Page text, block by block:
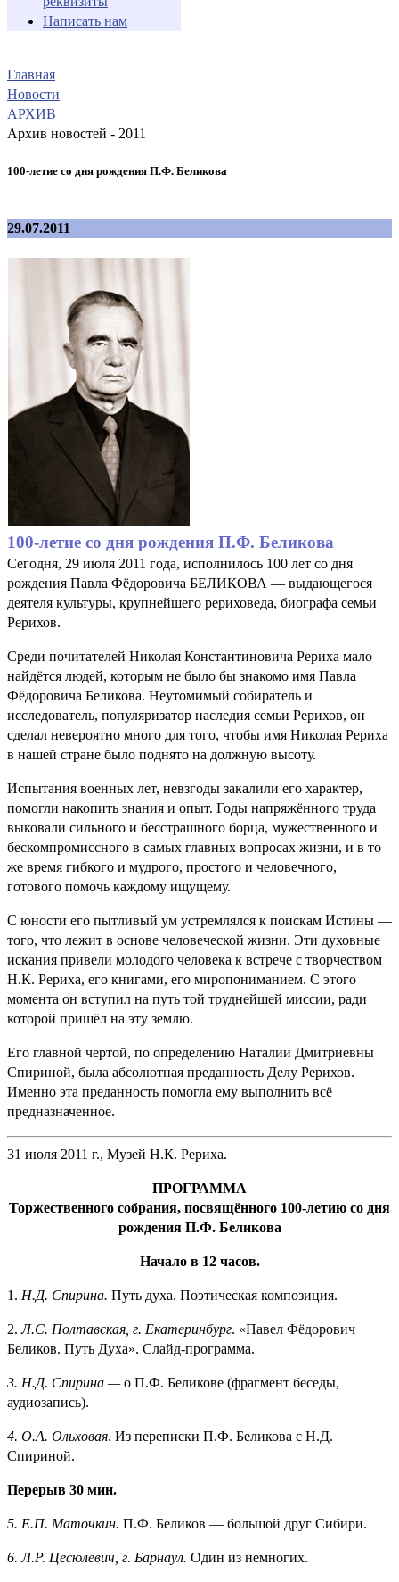
Написать нам
Главная
Новости
АРХИВ
Архив новостей - 2011
100-летие со дня рождения П.Ф. Беликова
29.07.2011
100-летие со дня рождения П.Ф. Беликова
Сегодня, 29 июля 2011 года, исполнилось 100 лет со дня
рождения Павла Фёдоровича БЕЛИКОВА — выдающегося
деятеля культуры, крупнейшего рериховеда, биографа семьи
Рерихов.
Среди почитателей Николая Константиновича Рериха мало
найдётся людей, которым не было бы знакомо имя Павла
Фёдоровича Беликова. Неутомимый собиратель и
исследователь, популяризатор наследия семьи Рерихов, он
сделал невероятно много для того, чтобы имя Николая Рериха
в нашей стране было поднято на должную высоту.
Испытания военных лет, невзгоды закалили его характер,
помогли накопить знания и опыт. Годы напряжённого труда
выковали сильного и бесстрашного борца, мужественного и
бескомпромиссного в самых главных вопросах жизни, и в то
же время гибкого и мудрого, простого и человечного,
готового помочь каждому ищущему.
С юности его пытливый ум устремлялся к поискам Истины —
того, что лежит в основе человеческой жизни. Эти духовные
искания привели молодого человека к встрече с творчеством
Н.К. Рериха, его книгами, его миропониманием. С этого
момента он вступил на путь той труднейшей миссии, ради
которой пришёл на эту землю.
Его главной чертой, по определению Наталии Дмитриевны
Спириной, была абсолютная преданность Делу Рерихов.
Именно эта преданность помогла ему выполнить всё
предназначенное.
31 июля 2011 г., Музей Н.К. Рериха.
ПРОГРАММА
Торжественного собрания, посвящённого 100-летию со дня
рождения П.Ф. Беликова
Начало в 12 часов.
1. Н.Д. Спирина. Путь духа. Поэтическая композиция.
2.Л.С. Полтавская, г. Екатеринбург. «Павел Фёдорович
Беликов. Путь Духа». Слайд-программа.
3. Н.Д. Спирина —о П.Ф. Беликове (фрагмент беседы,
аудиозапись).
4. О.А. Ольховая. Из переписки П.Ф. Беликова с Н.Д.
Спириной.
Перерыв 30 мин.
5. Е.П. Маточкин. П.Ф. Беликов — большой друг Сибири.
6.Л.Р. Цесюлевич, г. Барнаул. Один из немногих.